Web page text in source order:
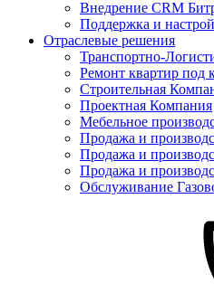
Внедрение CRM
Поддержка и
Отраслевые решения
Транспортно-
Ремонт квартир под
Строительная
Проектная Компания
Мебельное
Продажа и
Продажа и
Продажа и
Обслуживание